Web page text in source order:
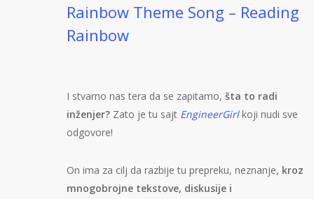
Rainbow Theme Song – Reading
Rainbow
I stvarno nas tera da se zapitamo,šta to radi
inženjer? Zato je tu sajt EngineerGirl koji nudi sve
odgovore!
On ima za cilj da razbije tu prepreku, neznanje, kroz
mnogobrojne tekstove, diskusije i